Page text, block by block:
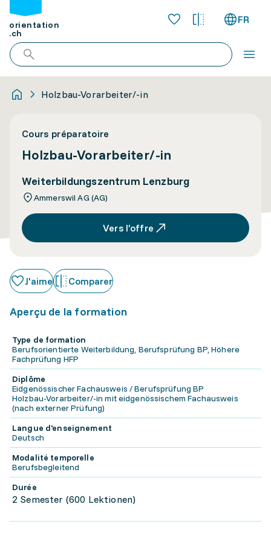
orientation
.ch
FR
Holzbau-Vorarbeiter/-in
Cours préparatoire
Holzbau-Vorarbeiter/-in
Weiterbildungszentrum Lenzburg
Ammerswil AG (AG)
Vers l’offre
J'aime Comparer
Aperçu de la formation
Type de formation
Berufsorientierte Weiterbildung, Berufsprüfung BP, Höhere
Fachprüfung HFP
Diplôme
Eidgenössischer Fachausweis / Berufsprüfung BP
Holzbau-Vorarbeiter/-in mit eidgenössischem Fachausweis
(nach externer Prüfung)
Langue d'enseignement
Deutsch
Modalité temporelle
Berufsbegleitend
Durée
2 Semester (600 Lektionen)